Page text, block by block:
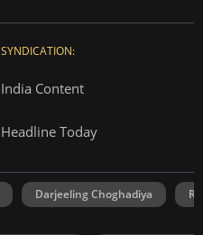
SYNDICATION:
India Content
Headline Today
Darjeeling Choghadiya